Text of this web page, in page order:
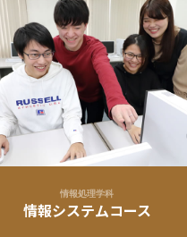
情報処理学科
情報システムコース